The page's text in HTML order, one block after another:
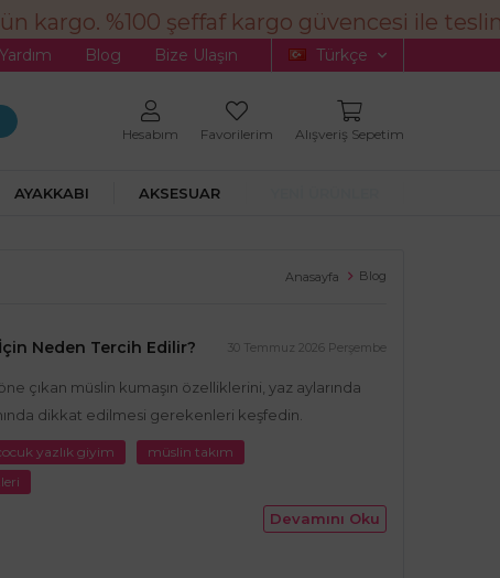
%100 şeffaf kargo güvencesi ile
Yardım Blog Bize Ulaşın Türkçe
Hesabım Favorilerim Alışveriş Sepetim
AYAKKABI AKSESUAR
Anasayfa Blog
Neden Tercih Edilir? 30 Temmuz 2026 Perşembe
çıkan müslin kumaşın özelliklerini, yaz aylarında
dikkat edilmesi gerekenleri keşfedin.
yazlık giyim
müslin takım
Devamını Oku